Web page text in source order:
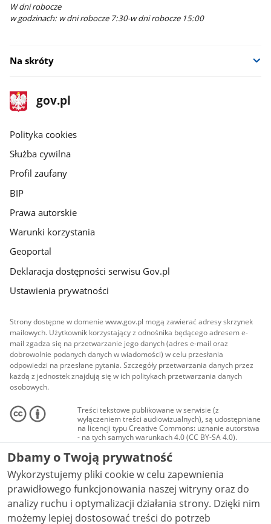
W dni robocze
w godzinach: w dni robocze 7:30-w dni robocze 15:00
Na skróty
stopka
gov.pl
Strona
gov.pl
gov.pl
Polityka cookies
Służba cywilna
Profil zaufany
BIP
Prawa autorskie
Warunki korzystania
Geoportal
Deklaracja dostępności serwisu Gov.pl
Ustawienia prywatności
Strony dostępne w domenie www.gov.pl mogą zawierać adresy skrzynek
mailowych. Użytkownik korzystający z odnośnika będącego adresem e-
mail zgadza się na przetwarzanie jego danych (adres e-mail oraz
dobrowolnie podanych danych w wiadomości) w celu przesłania
odpowiedzi na przesłane pytania. Szczegóły przetwarzania danych przez
każdą z jednostek znajdują się w ich politykach przetwarzania danych
osobowych.
Treści tekstowe publikowane w serwisie (z
wyłączeniem treści audiowizualnych), są udostępniane
na licencji typu Creative Commons: uznanie autorstwa
- na tych samych warunkach 4.0 (CC BY-SA 4.0).
Materiały audiowizualne, w tym zdjęcia, materiały
audio i wideo, są udostępniane na licencji typu
Creative Commons: uznanie autorstwa użycie
niekomercyjne - bez utworów zależnych 4.0 (CC BY-
NC-ND 4.0), o ile nie jest to stwierdzone inaczej.
Dbamy o Twoją prywatność
Wykorzystujemy pliki cookie w celu zapewnienia
prawidłowego funkcjonowania naszej witryny oraz do
analizy ruchu i optymalizacji działania strony. Dzięki nim
możemy lepiej dostosować treści do potrzeb